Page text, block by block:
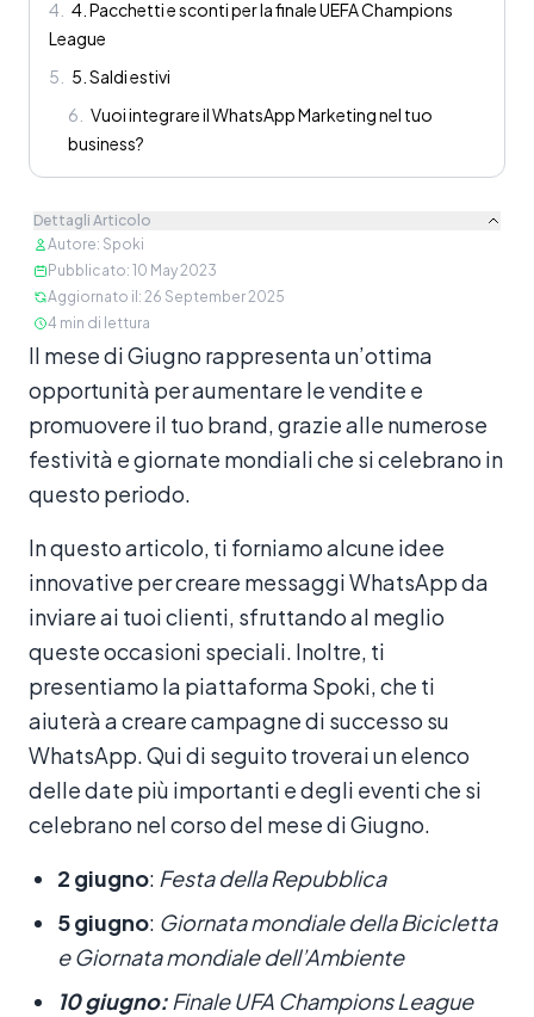
4
4. Pacchetti e sconti per la finale UEFA Champions
League
5
5. Saldi estivi
6
Vuoi integrare il WhatsApp Marketing nel tuo
business?
Dettagli Articolo
Autore: Spoki
Pubblicato: 10 May 2023
Aggiornato il : 26 September 2025
4 min di lettura
Contenuto
Il mese di Giugno rappresenta un’ottima
opportunità per aumentare le vendite e
promuovere il tuo brand, grazie alle numerose
festività e giornate mondiali che si celebrano in
questo periodo.
In questo articolo, ti forniamo alcune idee
innovative per creare messaggi WhatsApp da
inviare ai tuoi clienti, sfruttando al meglio
queste occasioni speciali. Inoltre, ti
presentiamo la piattaforma Spoki, che ti
aiuterà a creare campagne di successo su
WhatsApp. Qui di seguito troverai un elenco
delle date più importanti e degli eventi che si
celebrano nel corso del mese di Giugno.
2 giugno: Festa della Repubblica
5 giugno: Giornata mondiale della Bicicletta
eGiornata mondiale dell’Ambiente
10 giugno: Finale UFA Champions League